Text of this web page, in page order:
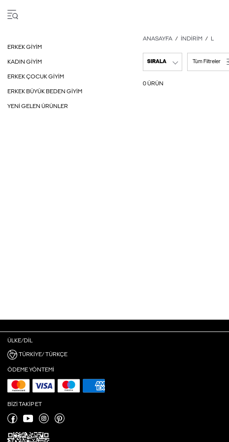
ERKEK GIYIM
KADIN GIYIM
ERKEK ÇOCUK GIYIM
ERKEK BÜYÜK BEDEN GIYIM
YENI GELEN ÜRÜNLER
ANASAYFA İNDIRIM L
SIRALA Tüm Filtreler
0 ÜRÜN
ÜLKE/DIL
TÜRKIYE/ TÜRKÇE
ÖDEME YÖNTEMI
BIZI TAKIP ET